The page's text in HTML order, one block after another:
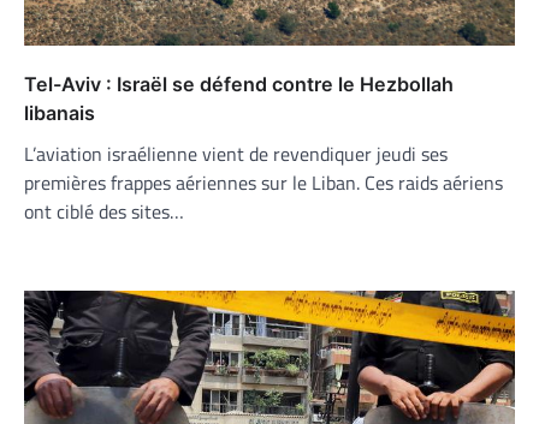
Tel-Aviv : Israël se défend contre le Hezbollah
libanais
L’aviation israélienne vient de revendiquer jeudi ses
premières frappes aériennes sur le Liban. Ces raids aériens
ont ciblé des sites…